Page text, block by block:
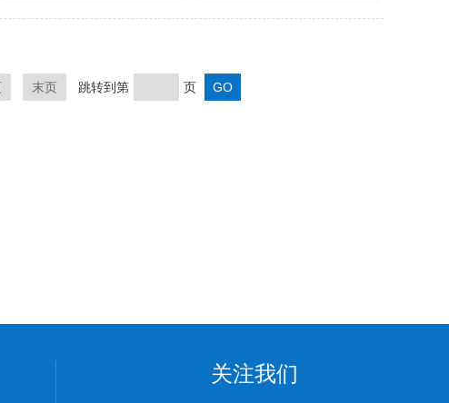
末页 跳转到第 页
关注我们